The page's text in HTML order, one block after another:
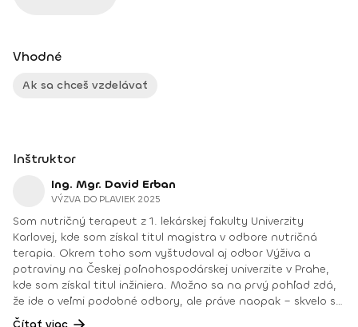
Vhodné
Ak sa chceš vzdelávať
Inštruktor
Ing. Mgr. David Erban
VÝZVA DO PLAVIEK 2025
Som nutričný terapeut z 1. lekárskej fakulty Univerzity
Karlovej, kde som získal titul magistra v odbore nutričná
terapia. Okrem toho som vyštudoval aj odbor Výživa a
potraviny na Českej poľnohospodárskej univerzite v Prahe,
kde som získal titul inžiniera. Možno sa na prvý pohľad zdá,
že ide o veľmi podobné odbory, ale práve naopak – skvelo sa
dopĺňajú. Štúdium na 1. lekárskej fakulte mi dalo hlbší vhľad